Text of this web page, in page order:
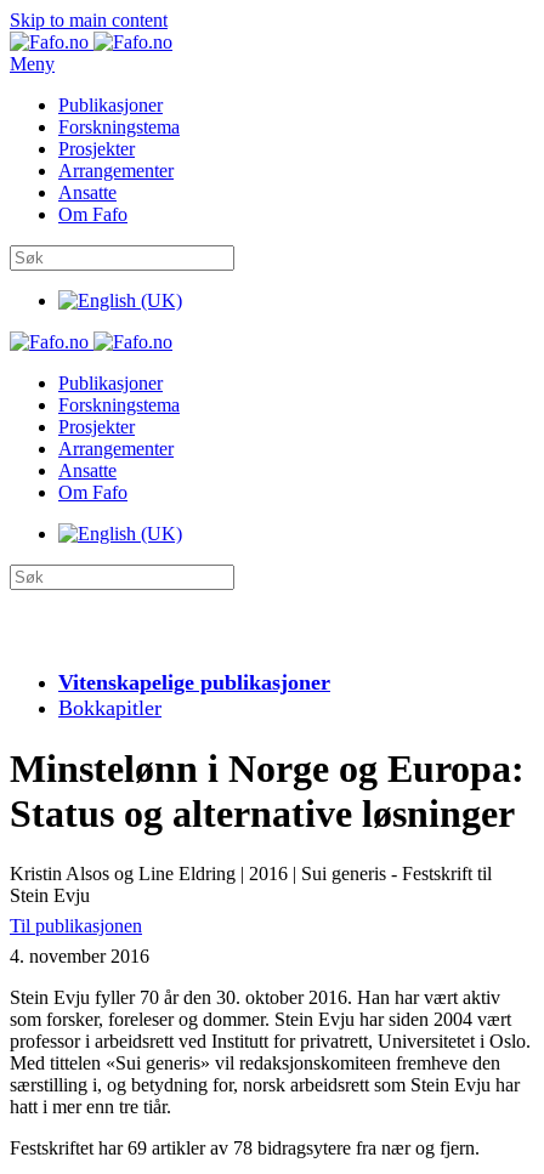
Skip to main content
Meny
Publikasjoner
Forskningstema
Prosjekter
Arrangementer
Ansatte
Om Fafo
Publikasjoner
Forskningstema
Prosjekter
Arrangementer
Ansatte
Om Fafo
Vitenskapelige publikasjoner
Bokkapitler
Minstelønn i Norge og Europa:
Status og alternative løsninger
Kristin Alsos og Line Eldring | 2016 | Sui generis - Festskrift til
Stein Evju
Til publikasjonen
4. november 2016
Stein Evju fyller 70 år den 30. oktober 2016. Han har vært aktiv
som forsker, foreleser og dommer. Stein Evju har siden 2004 vært
professor i arbeidsrett ved Institutt for privatrett, Universitetet i Oslo.
Med tittelen «Sui generis» vil redaksjonskomiteen fremheve den
særstilling i, og betydning for, norsk arbeidsrett som Stein Evju har
hatt i mer enn tre tiår.
Festskriftet har 69 artikler av 78 bidragsytere fra nær og fjern.